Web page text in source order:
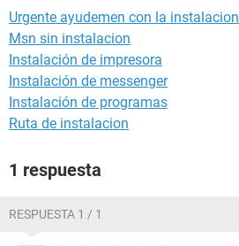
Urgente ayudemen con la instalacion
Msn sin instalacion
Instalación de impresora
Instalación de messenger
Instalación de programas
Ruta de instalacion
1 respuesta
RESPUESTA 1 / 1